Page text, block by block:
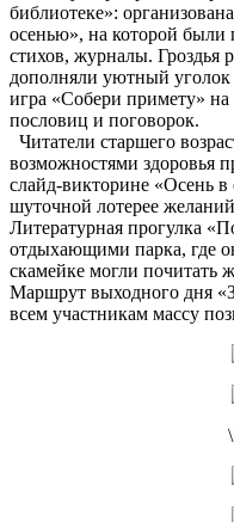
библиотеке»:
осенью», на которой были
стихов, журналы. Гроздья
дополняли уютный уголок
игра «Собери примету»
пословиц и поговорок.
Читатели старшего
возможностями здоровья
слайд-викторине «Осень в
шуточной лотерее
Литературная прогулка
отдыхающими парка, где
скамейке могли почитать
Маршрут выходного дня
всем участникам массу
\